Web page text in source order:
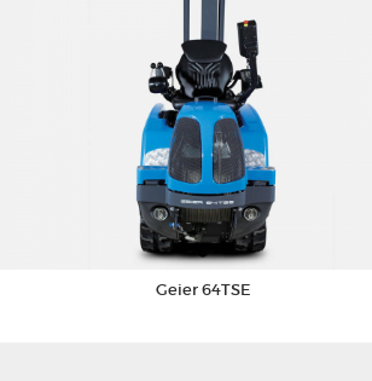
Geier 64TSE